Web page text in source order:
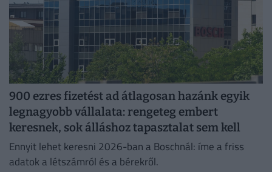
900 ezres fizetést ad átlagosan hazánk egyik
legnagyobb vállalata: rengeteg embert
keresnek, sok álláshoz tapasztalat sem kell
Ennyit lehet keresni 2026-ban a Boschnál: íme a friss
adatok a létszámról és a bérekről.